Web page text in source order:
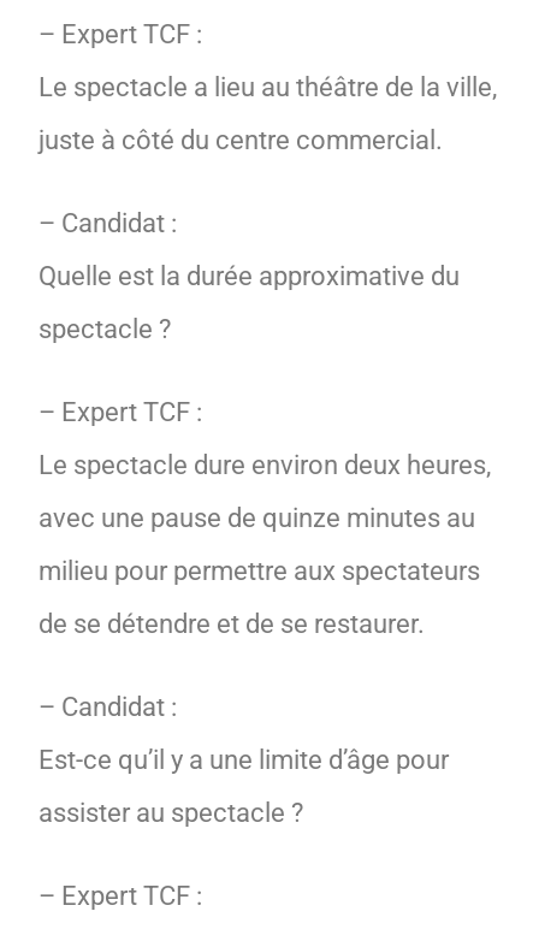
– Expert TCF :
Le spectacle a lieu au théâtre de la ville,
juste à côté du centre commercial.
– Candidat :
Quelle est la durée approximative du
spectacle ?
– Expert TCF :
Le spectacle dure environ deux heures,
avec une pause de quinze minutes au
milieu pour permettre aux spectateurs
de se détendre et de se restaurer.
– Candidat :
Est-ce qu’il y a une limite d’âge pour
assister au spectacle ?
– Expert TCF :